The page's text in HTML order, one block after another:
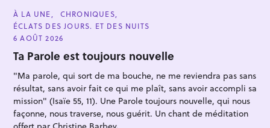
C
A
T
E
G
O
R
E
À LA UNE
CHRONIQUES
ÉCLATS DES JOURS. ET DES NUITS
6 AOÛT 2026
Ta Parole est toujours nouvelle
"Ma parole, qui sort de ma bouche, ne me reviendra pas sans
résultat, sans avoir fait ce qui me plaît, sans avoir accompli sa
mission" (Isaïe 55, 11). Une Parole toujours nouvelle, qui nous
façonne, nous traverse, nous guérit. Un chant de méditation
c
h
e
r
c
h
e
r